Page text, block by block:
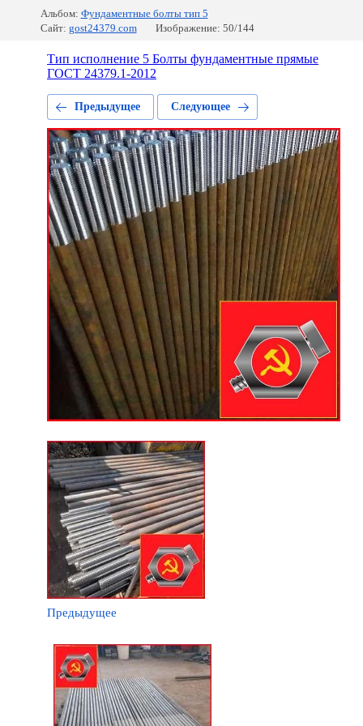
Альбом: Фундаментные болты тип 5
Сайт: gost24379.com Изображение: 50/144
Тип исполнение 5 Болты фундаментные прямые
ГОСТ 24379.1-2012
Предыдущее Следующее
Предыдущее